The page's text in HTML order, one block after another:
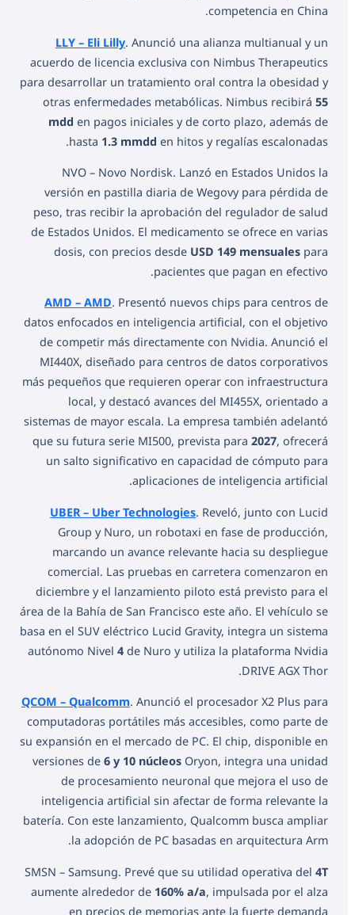
competencia en China.
LLY – Eli Lilly. Anunció una alianza multianual y un
acuerdo de licencia exclusiva con Nimbus Therapeutics
para desarrollar un tratamiento oral contra la obesidad y
otras enfermedades metabólicas. Nimbus recibirá55
mdd en pagos iniciales y de corto plazo, además de
hasta 1.3 mmdd en hitos y regalías escalonadas.
NVO – Novo Nordisk. Lanzó en Estados Unidos la
versión en pastilla diaria de Wegovy para pérdida de
peso, tras recibir la aprobación del regulador de salud
de Estados Unidos. El medicamento se ofrece en varias
dosis, con precios desde USD 149 mensuales para
pacientes que pagan en efectivo.
AMD – AMD. Presentó nuevos chips para centros de
datos enfocados en inteligencia artificial, con el objetivo
de competir más directamente con Nvidia. Anunció el
MI440X, diseñado para centros de datos corporativos
más pequeños que requieren operar con infraestructura
local, y destacó avances del MI455X, orientado a
sistemas de mayor escala. La empresa también adelantó
que su futura serie MI500, prevista para2027, ofrecerá
un salto significativo en capacidad de cómputo para
aplicaciones de inteligencia artificial.
UBER – Uber Technologies. Reveló, junto con Lucid
Group y Nuro, un robotaxi en fase de producción,
marcando un avance relevante hacia su despliegue
comercial. Las pruebas en carretera comenzaron en
diciembre y el lanzamiento piloto está previsto para el
área de la Bahía de San Francisco este año. El vehículo se
basa en el SUV eléctrico Lucid Gravity, integra un sistema
autónomo Nivel4 de Nuro y utiliza la plataforma Nvidia
DRIVE AGX Thor.
QCOM – Qualcomm. Anunció el procesador X2 Plus para
computadoras portátiles más accesibles, como parte de
su expansión en el mercado de PC. El chip, disponible en
versiones de6 y 10 núcleos Oryon, integra una unidad
de procesamiento neuronal que mejora el uso de
inteligencia artificial sin afectar de forma relevante la
batería. Con este lanzamiento, Qualcomm busca ampliar
la adopción de PC basadas en arquitectura Arm.
SMSN – Samsung. Prevé que su utilidad operativa del4T
aumente alrededor de 160% a/a, impulsada por el alza
en precios de memorias ante la fuerte demanda